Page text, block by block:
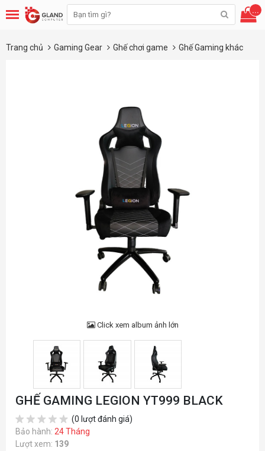
...
Trang chủ Gaming Gear Ghế chơi game Ghế Gaming khác
Click xem album ảnh lớn
GHẾ GAMING LEGION YT999 BLACK
(0 lượt đánh giá)
Bảo hành: 24 Tháng
Lượt xem: 139